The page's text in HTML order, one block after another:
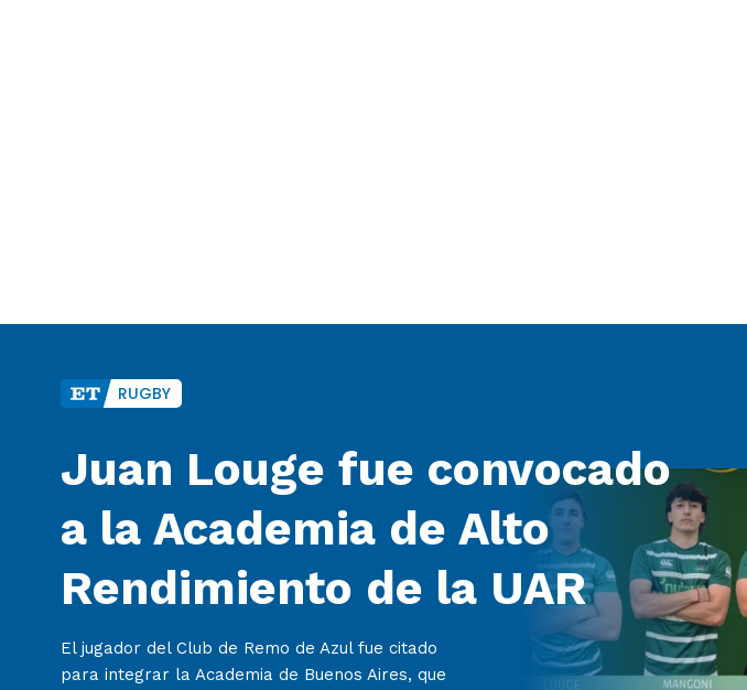
RUGBY
Juan Louge fue convocado
a la Academia de Alto
Rendimiento de la UAR
El jugador del Club de Remo de Azul fue citado
para integrar la Academia de Buenos Aires, que